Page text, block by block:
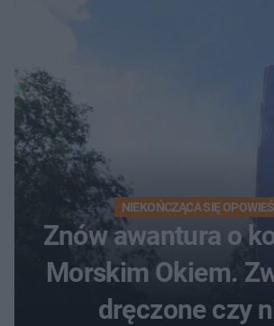
NIEKOŃCZĄCA SIĘ
Znów awantura o
Morskim Okiem.
dręczone czy